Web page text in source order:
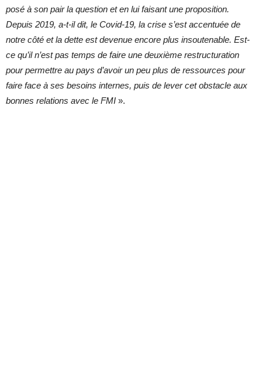
posé à son pair la question et en lui faisant une proposition.
Depuis 2019, a-t-il dit, le Covid-19, la crise s’est accentuée de
notre côté et la dette est devenue encore plus insoutenable. Est-
ce qu’il n’est pas temps de faire une deuxième restructuration
pour permettre au pays d’avoir un peu plus de ressources pour
faire face à ses besoins internes, puis de lever cet obstacle aux
bonnes relations avec le FMI ».